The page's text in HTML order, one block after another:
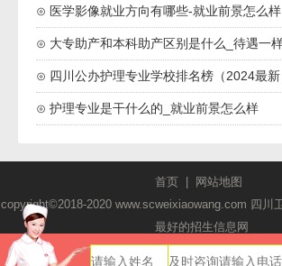
⊙ 医学影像就业方向有哪些-就业前景怎么样
⊙ 大专助产和本科助产区别是什么_待遇一
⊙ 四川公办护理专业学校排名榜（2024最新
⊙ 护理专业是干什么的_就业前景怎么样
首页|
网站地图
copyright©2018-2020 www.scweixiaowang.com 四川
最好的招生信息网